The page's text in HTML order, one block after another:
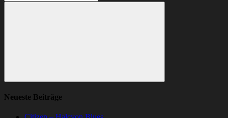
nach:
Suchen
Neueste Beiträge